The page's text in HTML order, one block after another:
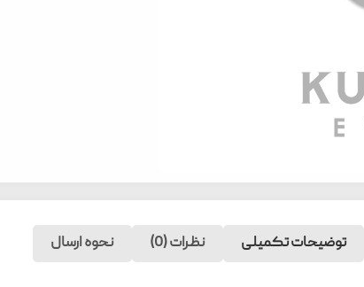
توضیحات تکمیلی نظرات (0) نحوه ارسال